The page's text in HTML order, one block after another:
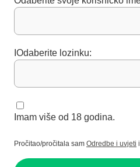
IOdaberite lozinku:
Imam više od 18 godina.
Pročitao/pročitala sam Odredbe i uvjeti i